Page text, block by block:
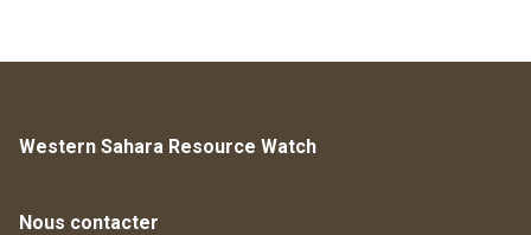
Western Sahara Resource Watch
Nous contacter